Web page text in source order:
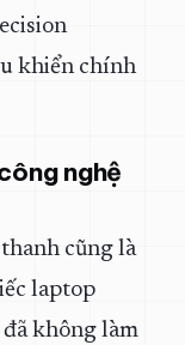
khiển chính
nghệ
cũng là
laptop
đã không làm